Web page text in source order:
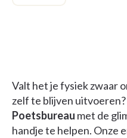
Valt het je fysiek zwaar
zelf te blijven
Poetsbureau met de
handje te helpen. Onze